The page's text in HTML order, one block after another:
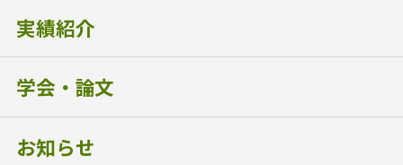
実績紹介
学会・論文
お知らせ